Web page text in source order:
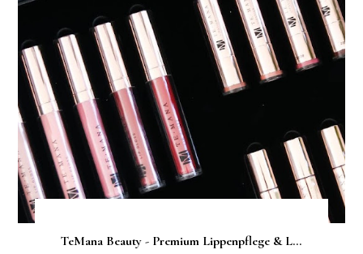
TeMana Beauty - Premium Lippenpflege & L...